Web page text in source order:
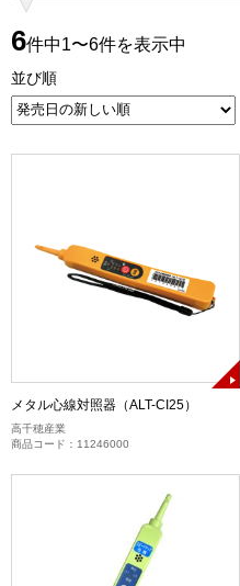
6件中1〜6件を表示中
並び順
メタル心線対照器（ALT-CI25）
高千穂産業
商品コード：11246000